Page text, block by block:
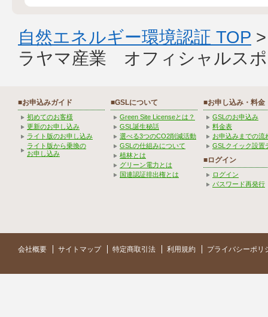
自然エネルギー環境認証 TOP
ラヤマ産業 オフィシャルス
■お申込みガイド
初めてのお客様
更新のお申し込み
ライト版のお申し込み
ライト版から乗換の
お申し込み
■GSLについて
Green Site Licenseとは？
GSL誕生秘話
選べる3つのCO2削減活動
GSLの仕組みについて
植林とは
グリーン電力とは
国連認証排出権とは
■お申し込み・料金
GSLのお申込み
料金表
お申込みまでの流
GSLクイック設置
■ログイン
ログイン
パスワード再発行
会社概要 サイトマップ 特定商取引法 利用規約 プライバシーポリ